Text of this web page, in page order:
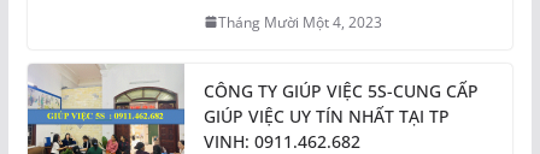
Tháng Mười Một 4, 2023
CÔNG TY GIÚP VIỆC 5S-CUNG CẤP
GIÚP VIỆC UY TÍN NHẤT TẠI TP
VINH: 0911.462.682